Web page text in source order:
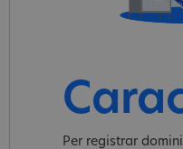
Per registrar